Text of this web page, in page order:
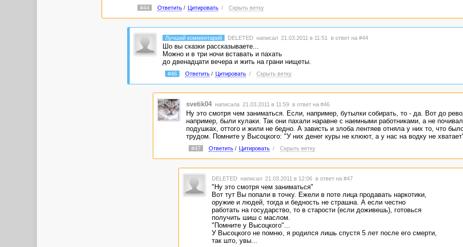
#44 Ответить/ Цитировать / Скрыть ветку
Лучший комментарий DELETED написал 21.03.2011 в 11:51 в ответ на #44
Шо вы сказки рассказываете...
Можно и в три ночи вставать и пахать
до двенадцати вечера и жить на грани нищеты.
#46 Ответить/ Цитировать / Скрыть ветку
svetik04 написала 21.03.2011 в 11:59 в ответ на #46
Ну это смотря чем заниматься. Если, например, бутылки собирать, то - да. Вот до
например, были кулаки. Так они пахали наравне с наемными работниками, а не
подушках, оттого и жили не бедно. А зависть и злоба лентяев отняла у них то, что
трудом. Помните у Высоцкого: "У них денег куры не клюют, а у нас на водку не
#47 Ответить/ Цитировать / Скрыть ветку
DELETED написал 21.03.2011 в 12:06 в ответ на #47
"Ну это смотря чем заниматься"
Вот тут Вы попали в точку. Ежели в поте лица продавать наркотики,
оружие и людей, тогда и бедность не страшна. А если честно
работать на государство, то в старости (если доживешь), готовься
получить шиш с маслом.
"Помните у Высоцкого"...
У Высоцкого не помню, я родился лишь спустя 5 лет после его смерти,
так што, увы...